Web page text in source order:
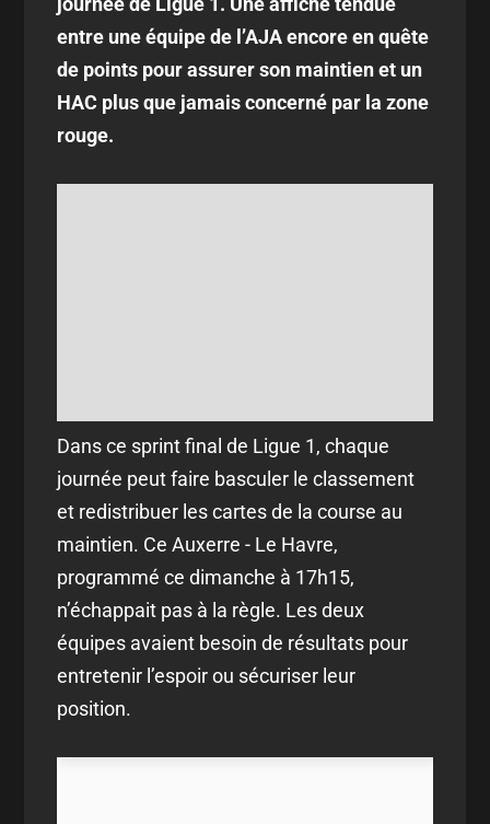
entre une équipe de l’AJA encore en quête
de points pour assurer son maintien et un
HAC plus que jamais concerné par la zone
rouge.
Dans ce sprint final de Ligue 1, chaque
journée peut faire basculer le classement
et redistribuer les cartes de la course au
maintien. Ce Auxerre - Le Havre,
programmé ce dimanche à 17h15,
n’échappait pas à la règle. Les deux
équipes avaient besoin de résultats pour
entretenir l’espoir ou sécuriser leur
position.